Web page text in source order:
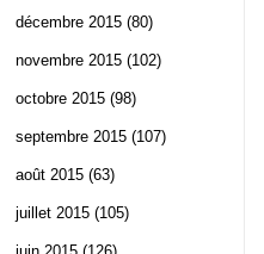
décembre 2015 (80)
novembre 2015 (102)
octobre 2015 (98)
septembre 2015 (107)
août 2015 (63)
juillet 2015 (105)